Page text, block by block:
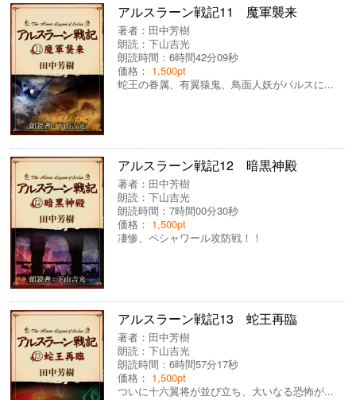
アルスラーン戦記11 魔軍襲来
著者： 田中芳樹
朗読：下山吉光
朗読時間：6時間42分09秒
価格： 1,500pt
蛇王の眷属、有翼猿鬼、鳥面人妖がパルスに...
アルスラーン戦記12 暗黒神殿
著者： 田中芳樹
朗読：下山吉光
朗読時間：7時間00分30秒
価格： 1,500pt
凄惨、ペシャワール攻防戦！！
アルスラーン戦記13 蛇王再臨
著者： 田中芳樹
朗読：下山吉光
朗読時間：6時間57分17秒
価格： 1,500pt
ついに十六翼将が並び立ち、大いなる恐怖が...